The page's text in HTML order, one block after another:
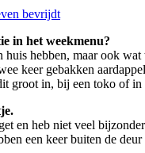
bevrijdt
in het weekmenu?
hebben, maar ook
keer gebakken
groot in, bij een toko of
en heb niet veel
een keer buiten de